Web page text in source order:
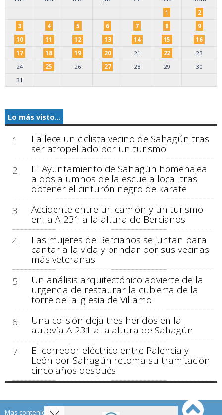
1
2
3
4 5 6 7 8
9
10
11 12 13 14 15
16
17
18 19 20 21 22
23
24
25 26 27 28 29
30
31
Lo más visto...
1 Fallece un ciclista vecino de Sahagún tras
ser atropellado por un turismo
2
El Ayuntamiento de Sahagún homenajea
a dos alumnos de la escuela local tras
obtener el cinturón negro de karate
3
Accidente entre un camión y un turismo
en la A-231 a la altura de Bercianos
4
Las mujeres de Bercianos se juntan para
cantar a la vida y brindar por sus vecinas
más veteranas
5
Un análisis arquitectónico advierte de la
urgencia de restaurar la cubierta de la
torre de la iglesia de Villamol
6
Una colisión deja tres heridos en la
autovía A-231 a la altura de Sahagún
7
El corredor eléctrico entre Palencia y
León por Sahagún retoma su tramitación
cinco años después
Mas contenido de Sahagún Digital: